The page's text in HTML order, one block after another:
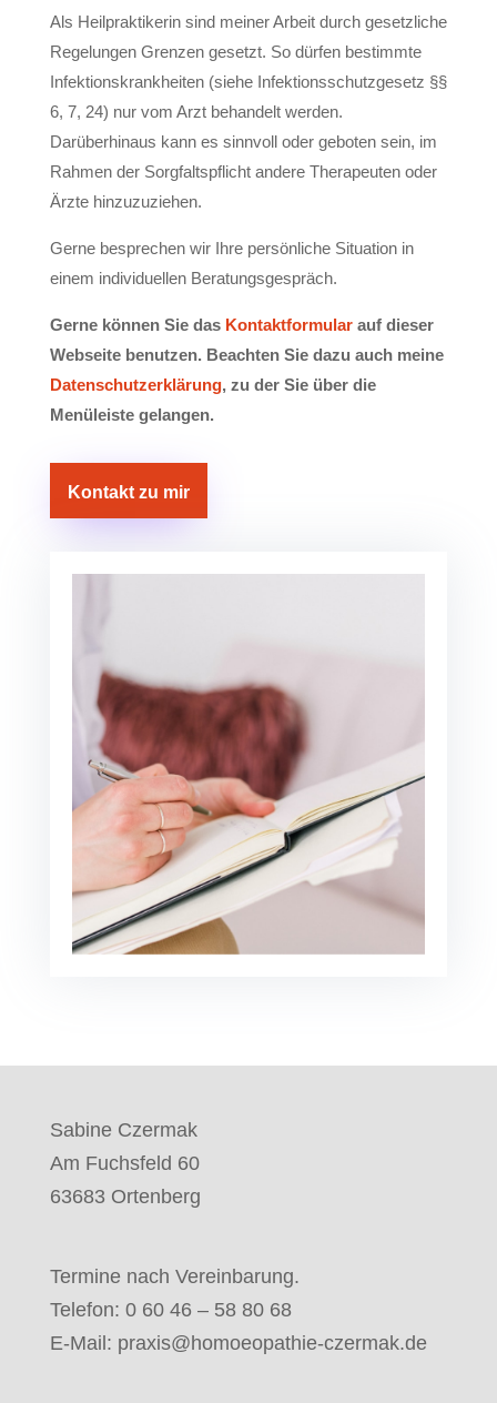
Als Heilpraktikerin sind meiner Arbeit durch gesetzliche
Regelungen Grenzen gesetzt. So dürfen bestimmte
Infektionskrankheiten (siehe Infektionsschutzgesetz §§
6, 7, 24) nur vom Arzt behandelt werden.
Darüberhinaus kann es sinnvoll oder geboten sein, im
Rahmen der Sorgfaltspflicht andere Therapeuten oder
Ärzte hinzuzuziehen.
Gerne besprechen wir Ihre persönliche Situation in
einem individuellen Beratungsgespräch.
Gerne können Sie das Kontaktformularauf dieser
Webseite benutzen. Beachten Sie dazu auch meine
Datenschutzerklärung, zu der Sie über die
Menüleiste gelangen.
Kontakt zu mir
Sabine Czermak
Am Fuchsfeld 60
63683 Ortenberg
Termine nach Vereinbarung.
Telefon: 0 60 46 – 58 80 68
E-Mail: praxis@homoeopathie-czermak.de